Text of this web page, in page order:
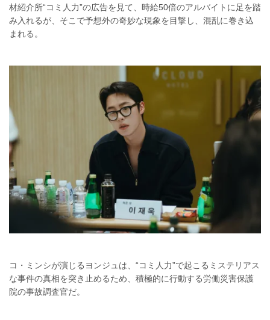
材紹介所“コミ人力”の広告を見て、時給50倍のアルバイトに足を踏
み入れるが、そこで予想外の奇妙な現象を目撃し、混乱に巻き込
まれる。
コ・ミンシが演じるヨンジュは、“コミ人力”で起こるミステリアス
な事件の真相を突き止めるため、積極的に行動する労働災害保護
院の事故調査官だ。